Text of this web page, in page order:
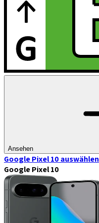
Ansehen
Google Pixel 10auswählen
Google Pixel 10